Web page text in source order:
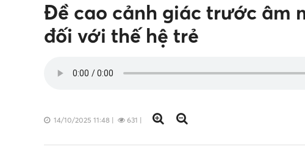
Đề cao cảnh giác trước âm
đối với thế hệ trẻ
14/10/2025 11:48 | 631 |